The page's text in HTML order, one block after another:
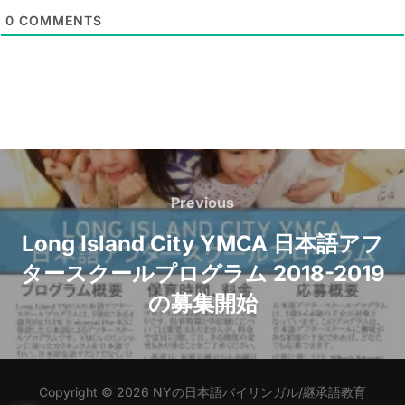
*0 COMMENTS
Post
navigation
Previous
Previous
Long Island City YMCA 日本語アフ
タースクールプログラム 2018-2019
の募集開始
Copyright © 2026 NYの日本語バイリンガル/継承語教育